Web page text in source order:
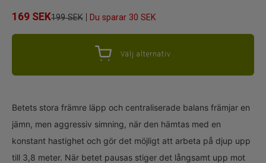
169 SEK199 SEK | Du sparar 30 SEK
Välj alternativ
Betets stora främre läpp och centraliserade balans främjar en
jämn, men aggressiv simning, när den hämtas med en
konstant hastighet och gör det möjligt att arbeta på djup upp
till 3,8 meter. När betet pausas stiger det långsamt upp mot